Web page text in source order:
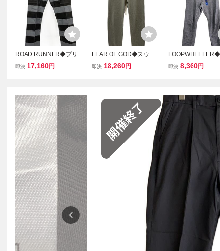
ROAD RUNNER◆プリズ
ナーパンツ/囚人/ボトム/
即決 17,160円
FEAR OF GOD◆スウェ
ットパンツ/ボトム/M/コッ
即決 18,260円
ム/M/コットン/
即決 8,360円